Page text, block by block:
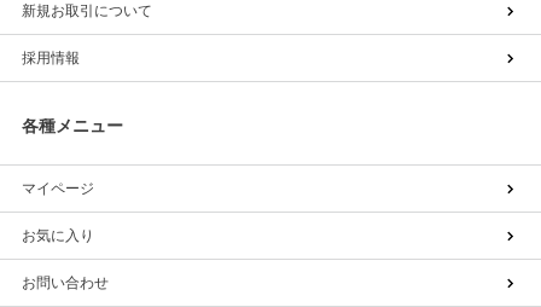
新規お取引について
採用情報
各種メニュー
マイページ
お気に入り
お問い合わせ